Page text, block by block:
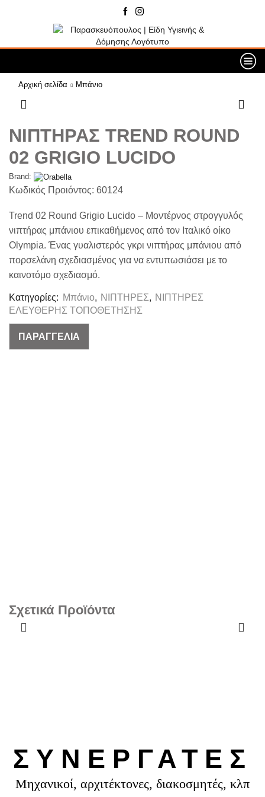
Αρχική σελίδα Μπάνιο
ΝΙΠΤΗΡΑΣ TREND ROUND
02 GRIGIO LUCIDO
Brand:
Κωδικός Προιόντος: 60124
Trend 02 Round Grigio Lucido – Μοντέρνος στρογγυλός
νιπτήρας μπάνιου επικαθήμενος από τον Ιταλικό οίκο
Olympia. Ένας γυαλιστερός γκρι νιπτήρας μπάνιου από
πορσελάνη σχεδιασμένος για να εντυπωσιάσει με το
καινοτόμο σχεδιασμό.
Κατηγορίες: Μπάνιο, ΝΙΠΤΗΡΕΣ, ΝΙΠΤΗΡΕΣ
ΕΛΕΥΘΕΡΗΣ ΤΟΠΟΘΕΤΗΣΗΣ
ΠΑΡΑΓΓΕΛΙΑ
Σχετικά Προϊόντα
ΠΕΡΙΣΣΌΤΕΡΑ
ΣΥΝΕΡΓΑΤΕΣ
Μηχανικοί, αρχιτέκτονες, διακοσμητές, κλπ